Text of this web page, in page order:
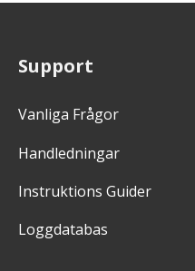
Support
Vanliga Frågor
Handledningar
Instruktions Guider
Loggdatabas